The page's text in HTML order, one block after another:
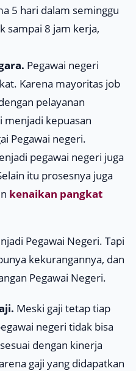
5 hari dalam seminggu
sampai 8 jam kerja,
Pegawai negeri
Karena mayoritas job
pelayanan
menjadi kepuasan
Pegawai negeri.
pegawai negeri juga
itu prosesnya juga
kenaikan pangkat
Pegawai Negeri. Tapi
kekurangannya, dan
Pegawai Negeri.
Meski gaji tetap tiap
negeri tidak bisa
dengan kinerja
gaji yang didapatkan